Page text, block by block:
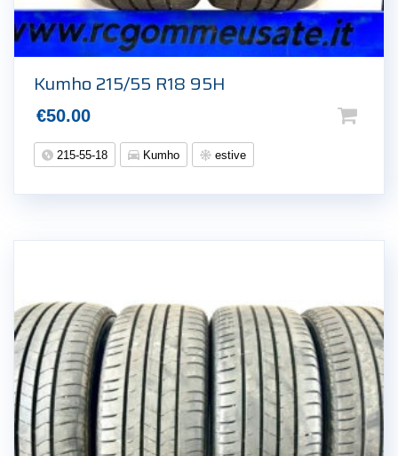
Kumho 215/55 R18 95H
€50.00
215-55-18 Kumho estive